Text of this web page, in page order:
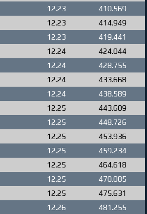
12.23
410.569
12.23
414.949
12.23
419.441
12.24
424.044
12.24
428.755
12.24
433.668
12.24
438.589
12.25
443.609
12.25
448.726
12.25
453.936
12.25
459.234
12.25
464.618
12.25
470.085
12.25
475.631
12.26
481.255